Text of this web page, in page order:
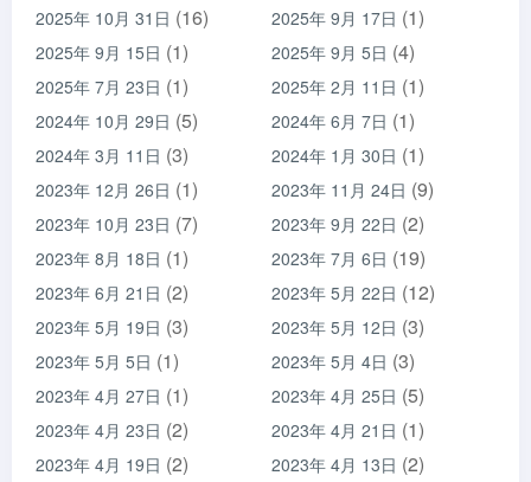
2025年 10月 31日 (16) 2025年 9月 17日 (1)
2025年 9月 15日 (1) 2025年 9月 5日 (4)
2025年 7月 23日 (1) 2025年 2月 11日 (1)
2024年 10月 29日 (5) 2024年 6月 7日 (1)
2024年 3月 11日 (3) 2024年 1月 30日 (1)
2023年 12月 26日 (1) 2023年 11月 24日 (9)
2023年 10月 23日 (7) 2023年 9月 22日 (2)
2023年 8月 18日 (1) 2023年 7月 6日 (19)
2023年 6月 21日 (2) 2023年 5月 22日 (12)
2023年 5月 19日 (3) 2023年 5月 12日 (3)
2023年 5月 5日 (1) 2023年 5月 4日 (3)
2023年 4月 27日 (1) 2023年 4月 25日 (5)
2023年 4月 23日 (2) 2023年 4月 21日 (1)
2023年 4月 19日 (2) 2023年 4月 13日 (2)